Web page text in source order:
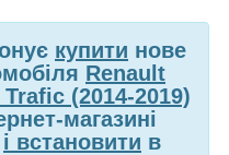
купити нове
Renault
(2014-2019)
магазині
і встановити в